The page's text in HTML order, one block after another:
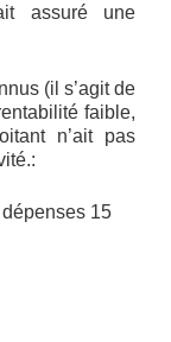
assuré une
(il s’agit de
faible,
n’ait pas
15